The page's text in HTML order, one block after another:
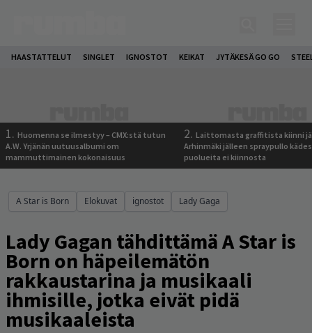
HAASTATTELUT SINGLET IGNOSTOT KEIKAT JYTÄKESÄ GO GO
1. Huomenna se ilmestyy – CMX:stä tutun
A.W. Yrjänän uutuusalbumi om
mammuttimainen kokonaisuus
2. Laittomasta graffitista kiinni
Arhinmäki jälleen spraypullo
puolueita ei kiinnosta
A Star is Born Elokuvat ignostot Lady Gaga
Lady Gagan tähdittämä A Star is
Born on häpeilemätön
rakkaustarina ja musikaali
ihmisille, jotka eivät pidä
musikaaleista